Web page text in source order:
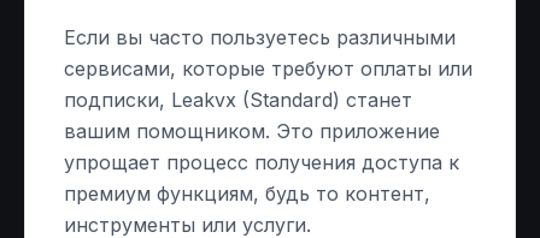
Если вы часто пользуетесь различными
сервисами, которые требуют оплаты или
подписки, Leakvx (Standard) станет
вашим помощником. Это приложение
упрощает процесс получения доступа к
премиум функциям, будь то контент,
инструменты или услуги.